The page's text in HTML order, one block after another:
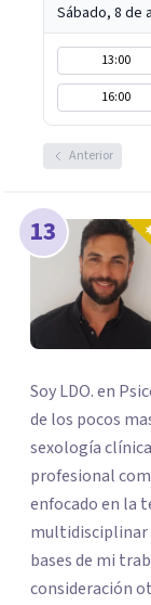
Sábado, 8 de
13:00
16:00
Anterior
13
Soy LDO. en
de los pocos
sexología
profesional
enfocado en la
multidisciplinar
bases de mi
consideración